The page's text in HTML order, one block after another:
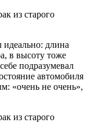
длина
в высоту тоже
подразумевал
автомобиля
«очень не очень»,